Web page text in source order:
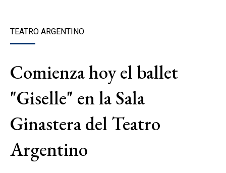
TEATRO ARGENTINO
Comienza hoy el ballet
"Giselle" en la Sala
Ginastera del Teatro
Argentino